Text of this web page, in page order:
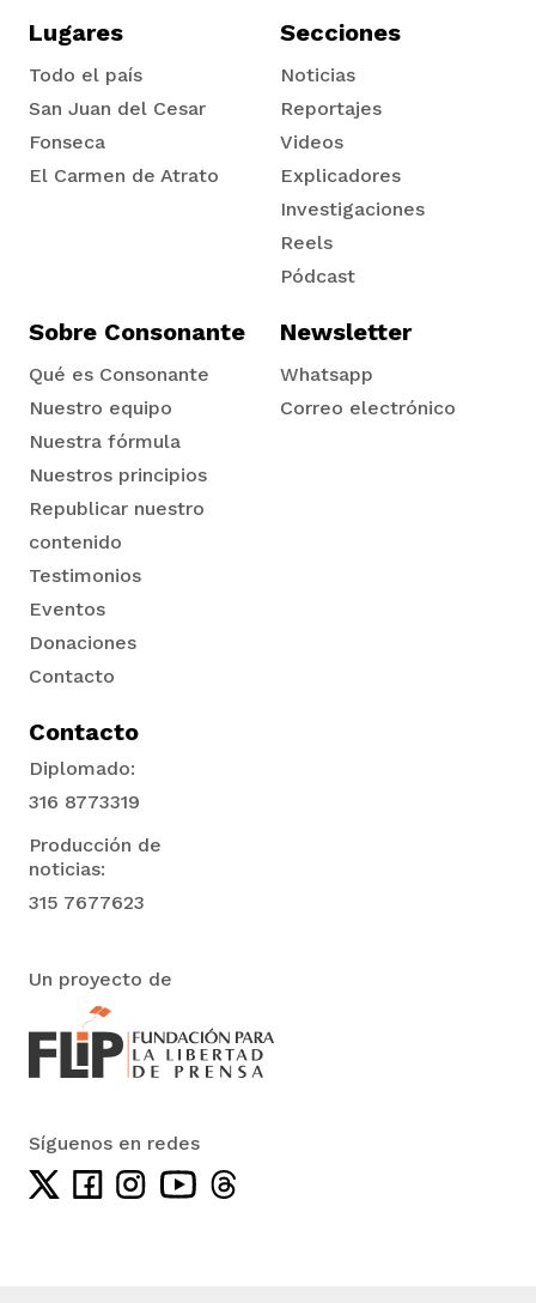
Lugares
Todo el país
San Juan del Cesar
Fonseca
El Carmen de Atrato
Secciones
Noticias
Reportajes
Videos
Explicadores
Investigaciones
Reels
Pódcast
Sobre Consonante
Qué es Consonante
Nuestro equipo
Nuestra fórmula
Nuestros principios
Republicar nuestro
contenido
Testimonios
Eventos
Donaciones
Contacto
Newsletter
Whatsapp
Correo electrónico
Contacto
Diplomado:
316 8773319
Producción de
noticias:
315 7677623
Un proyecto de
Síguenos en redes